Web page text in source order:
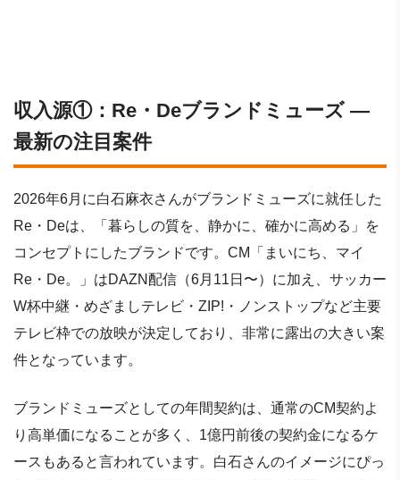
収入源①：Re・Deブランドミューズ ―
最新の注目案件
2026年6月に白石麻衣さんがブランドミューズに就任した
Re・Deは、「暮らしの質を、静かに、確かに高める」を
コンセプトにしたブランドです。CM「まいにち、マイ
Re・De。」はDAZN配信（6月11日〜）に加え、サッカー
W杯中継・めざましテレビ・ZIP!・ノンストップなど主要
テレビ枠での放映が決定しており、非常に露出の大きい案
件となっています。
ブランドミューズとしての年間契約は、通常のCM契約よ
り高単価になることが多く、1億円前後の契約金になるケ
ースもあると言われています。白石さんのイメージにぴっ